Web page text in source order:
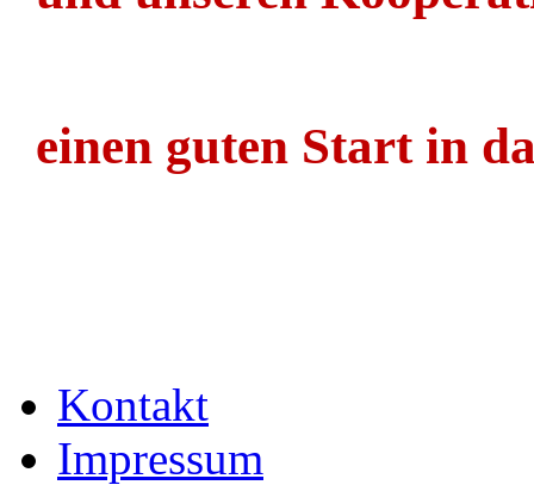
einen guten Start in
Kontakt
Impressum